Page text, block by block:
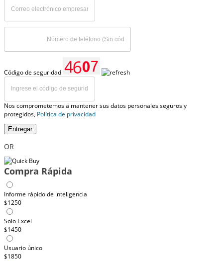
Código de seguridad
Nos comprometemos a mantener sus datos personales seguros y
protegidos, Política de privacidad
Entregar
OR
Compra Rápida
Informe rápido de inteligencia
$1250
Solo Excel
$1450
Usuario único
$1850